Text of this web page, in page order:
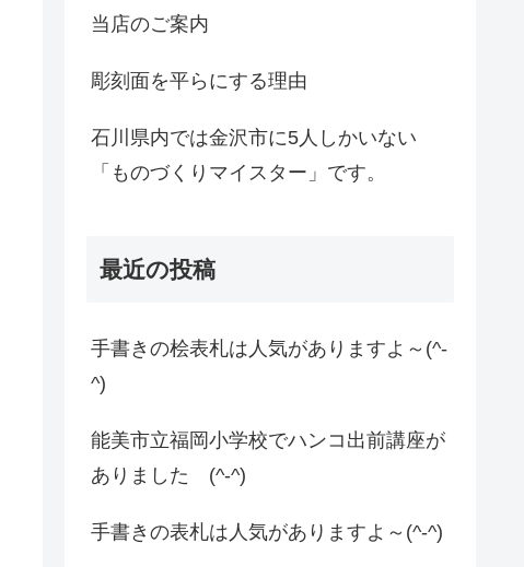
当店のご案内
彫刻面を平らにする理由
石川県内では金沢市に5人しかいない
「ものづくりマイスター」です。
最近の投稿
手書きの桧表札は人気がありますよ～(^-
^)
能美市立福岡小学校でハンコ出前講座が
ありました (^-^)
手書きの表札は人気がありますよ～(^-^)